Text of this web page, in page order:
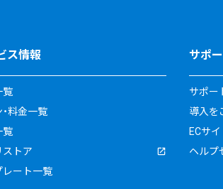
ス情報
覧
料金一覧
覧
ストア
レート一覧
サポ
サポー
導入を
ECサ
ヘルプ